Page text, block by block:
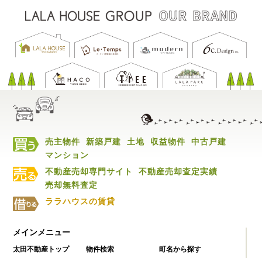
売主物件 新築戸建 土地 収益物件
中古戸建
マンション
不動産売却専門サイト
不動産売却査定実績
売却無料査定
ララハウスの賃貸
メインメニュー
太田不動産トップ 物件検索
町名から探す